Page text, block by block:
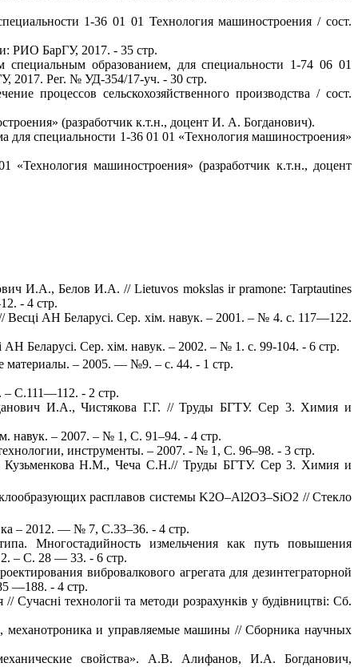
1-36 01 01 Технология машиностроения / сост.
РИО БарГУ, 2017. - 35 стр.
специальным образованием, для специальности 1-74 06 01
2017. Рег. № УД-354/17-уч. - 30 стр.
процессов сельскохозяйственного производства / сост.
(разработчик к.т.н., доцент И. А. Богданович).
для специальности 1-36 01 01 «Технология машиностроения»
«Технология машиностроения» (разработчик к.т.н., доцент
И.А., Белов И.А. // Lietuvos mokslas ir pramone: Tarptautines
- 4 стр.
Весці АН Беларусі. Сер. хім. навук. – 2001. – № 4. с. 117—122.
Беларусі. Сер. хім. навук. – 2002. – № 1. с. 99-104. - 6 стр.
материалы. – 2005. — №9. – с. 44. - 1 стр.
С.111—112. - 2 стр.
И.А., Чистякова Г.Г. // Труды БГТУ. Сер 3. Химия и
навук. – 2007. – № 1, С. 91–94. - 4 стр.
инструменты. – 2007. - № 1, С. 96–98. - 3 стр.
Н.М., Чеча С.Н.// Труды БГТУ. Сер 3. Химия и
расплавов системы K2O–Al2O3–SiO2 // Стекло
– 2012. — № 7, С.33–36. - 4 стр.
Многостадийность измельчения как путь повышения
– С. 28 — 33. - 6 стр.
вибровалкового агрегата для дезинтеграторной
—188. - 4 стр.
Сучаснi технологii та методи розрахункiв у будiвництвi: Сб.
и управляемые машины // Сборника научных
свойства». А.В. Алифанов, И.А. Богданович,